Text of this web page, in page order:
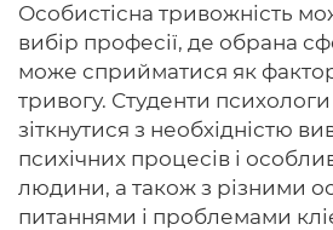
Особистісна тривожність
вибір професії, де обрана
може сприйматися як
тривогу. Студенти
зіткнутися з необхідністю
психічних процесів і
людини, а також з різними
питаннями і проблемами